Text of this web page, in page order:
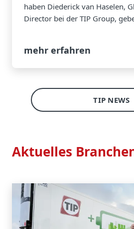
haben Diederick van Haselen,
Director bei der TIP Group,
Flottenbetreiber einstellen
mehr erfahren
TIP NEWS
Aktuelles